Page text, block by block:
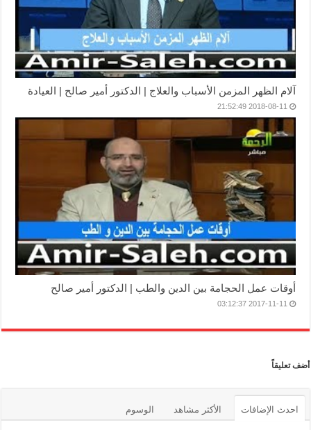
آلام الظهر المزمن الأسباب والعلاج | الدكتور أمير صالح | العيادة
2018-08-11 21:52:49
أوقات عمل الحجامة بين الدين والطب | الدكتور أمير صالح
2017-11-11 03:12:37
أضف تعليقاً
احدث الإضافات الأكثر مشاهد الوسوم